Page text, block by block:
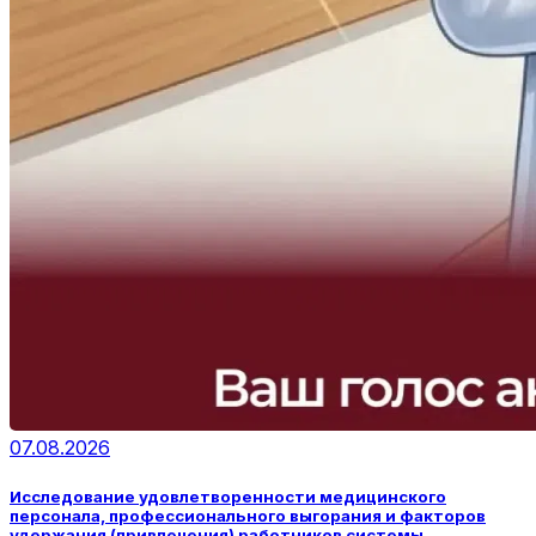
07.08.2026
Исследование удовлетворенности медицинского
персонала, профессионального выгорания и факторов